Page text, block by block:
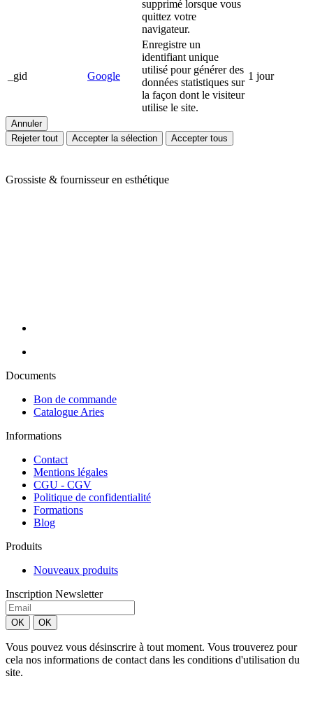
supprimé lorsque vous
quittez votre
navigateur.
_gid Google
Enregistre un
identifiant unique
utilisé pour générer des
données statistiques sur
la façon dont le visiteur
utilise le site.
1 jour
Annuler
Rejeter tout
Accepter la sélection Accepter tous
Grossiste & fournisseur en esthétique
Documents
Bon de commande
Catalogue Aries
Informations
Contact
Mentions légales
CGU - CGV
Politique de confidentialité
Formations
Blog
Produits
Nouveaux produits
Inscription Newsletter
Vous pouvez vous désinscrire à tout moment. Vous trouverez pour
cela nos informations de contact dans les conditions d'utilisation du
site.